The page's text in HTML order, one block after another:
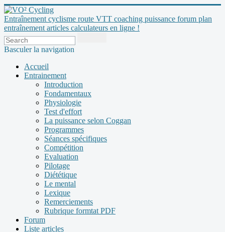
Entraînement cyclisme route VTT coaching puissance forum plan
entraînement articles calculateurs en ligne !
Basculer la navigation
Accueil
Entrainement
Introduction
Fondamentaux
Physiologie
Test d'effort
La puissance selon Coggan
Programmes
Séances spécifiques
Compétition
Evaluation
Pilotage
Diététique
Le mental
Lexique
Remerciements
Rubrique formtat PDF
Forum
Liste articles